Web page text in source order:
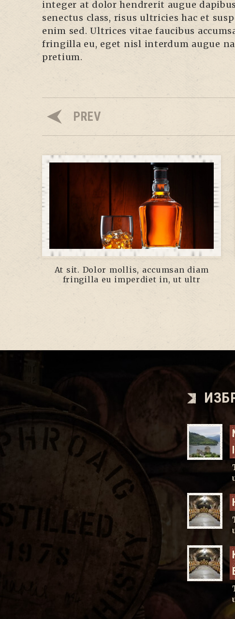
integer at dolor hendrerit augue
senectus class, risus ultricies hac et
enim sed. Ultrices vitae faucibus
fringilla eu, eget nisl interdum augue
pretium.
PREV
At sit. Dolor mollis, accumsan diam
fringilla eu imperdiet in, ut ultr